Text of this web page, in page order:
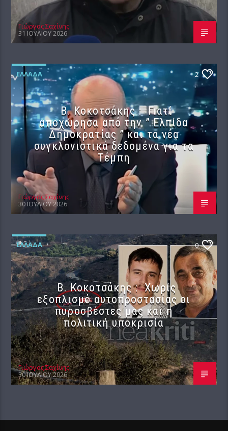
Γιώργος Σαχίνης
31 ΙΟΥΛΊΟΥ 2026
ΕΛΛΆΔΑ 2
Β. Κοκοτσάκης : Γιατί
αποχώρησα από την ” Ελπίδα
Δημοκρατίας ” και τα νέα
συγκλονιστικά δεδομένα για τα
Τέμπη
Γιώργος Σαχίνης
30 ΙΟΥΛΊΟΥ 2026
ΕΛΛΆΔΑ 0
Β. Κοκοτσάκης : Χωρίς
εξοπλισμό αυτοπροστασίας οι
πυροσβέστες μας και η
πολιτική υποκρισία
Γιώργος Σαχίνης
30 ΙΟΥΛΊΟΥ 2026